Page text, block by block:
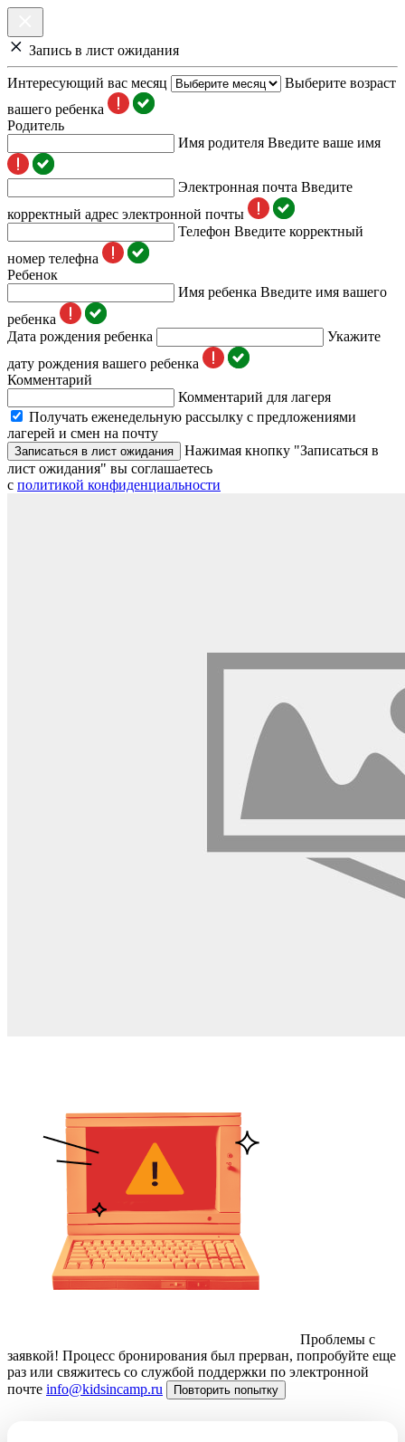
Запись в лист ожидания
Интересующий вас месяц
Выберите возраст
вашего ребенка
Родитель
Имя родителя Введите ваше имя
Электронная почта Введите
корректный адрес электронной почты
Телефон Введите корректный
номер телефна
Ребенок
Имя ребенка Введите имя вашего
ребенка
Дата рождения ребенка
Укажите
дату рождения вашего ребенка
Комментарий
Комментарий для лагеря
Получать еженедельную рассылку с предложениями
лагерей и смен на почту
Записаться в лист ожидания
Нажимая кнопку "Записаться в
лист ожидания" вы соглашаетесь
с политикой конфиденциальности
Проблемы с
заявкой! Процесс бронирования был прерван, попробуйте еще
раз или свяжитесь со службой поддержки по электронной
почте info@kidsincamp.ru Повторить попытку